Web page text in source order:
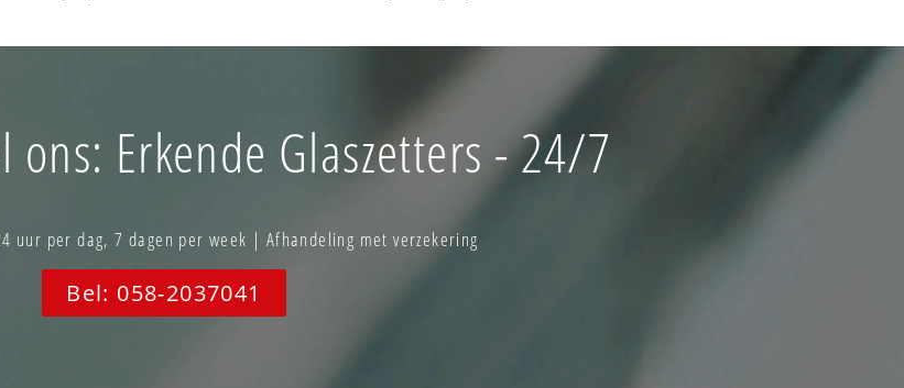
ons: Erkende Glaszetters - 24/7
uur per dag, 7 dagen per week | Afhandeling met verzekering
Bel: 058-2037041